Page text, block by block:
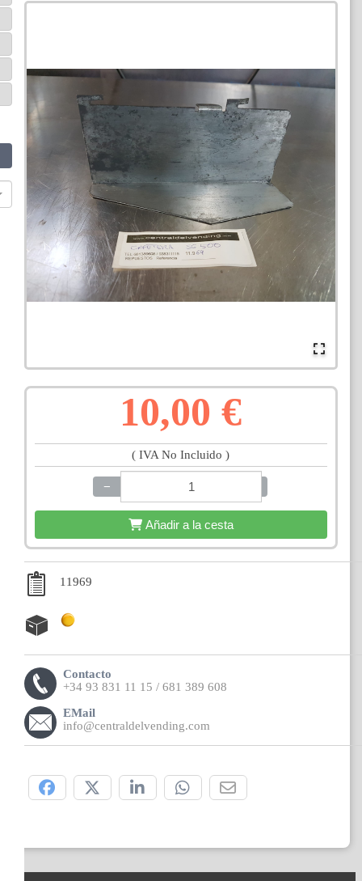
10,00 €
( IVA No Incluido )
−
Añadir a la cesta
11969
Contacto
+34 93 831 11 15 / 681 389 608
EMail
info@centraldelvending.com